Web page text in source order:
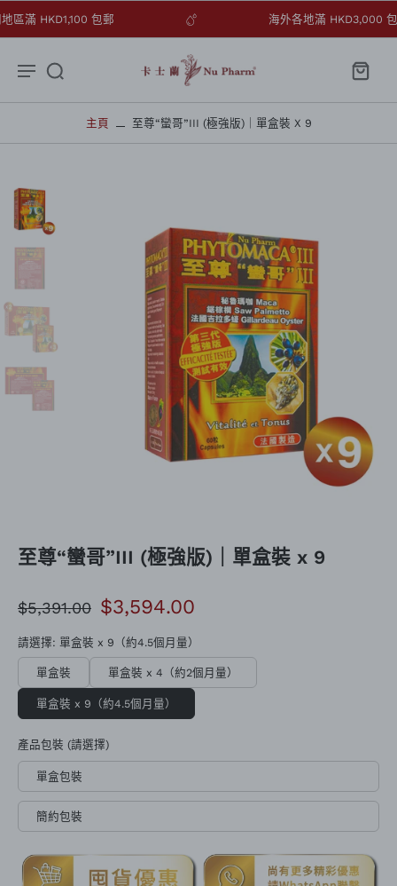
澳門地區滿 HKD1,100 包郵 海外各地滿
主頁 至尊“蠻哥”III (極強版)｜單盒裝 X 9
至尊“蠻哥”III (極強版)｜單盒裝 x 9
$5,391.00 $3,594.00
請選擇: 單盒裝 x 9（約4.5個月量）
單盒裝 單盒裝 x 4（約2個月量）
單盒裝 x 9（約4.5個月量）
產品包裝 (請選擇)
單盒包裝
簡約包裝